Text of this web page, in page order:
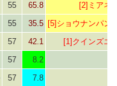
55 65.8
[2]ミアネ
55 35.5 [5]ショウナンパン
57 42.1
[1]クインズエ
57
8.2
57
7.8